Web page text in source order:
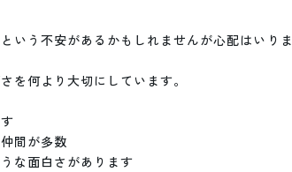
いう不安があるかもしれませんが心配はいりま
を何より大切にしています。
間が多数
な面白さがあります